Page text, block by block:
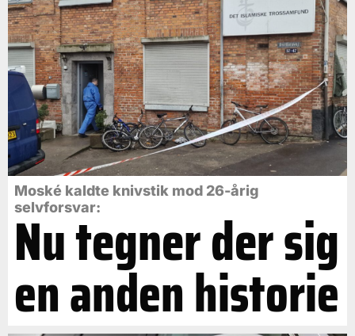
Moské kaldte knivstik mod 26-årig
selvforsvar:
Nu tegner der sig
en anden historie